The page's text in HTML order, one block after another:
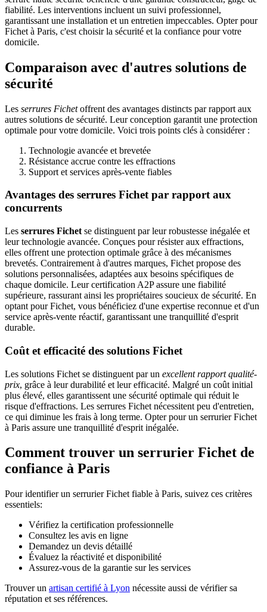
fiabilité. Les interventions incluent un suivi professionnel,
garantissant une installation et un entretien impeccables. Opter pour
Fichet à Paris, c'est choisir la sécurité et la confiance pour votre
domicile.
Comparaison avec d'autres solutions de
sécurité
Les serrures Fichetoffrent des avantages distincts par rapport aux
autres solutions de sécurité. Leur conception garantit une protection
optimale pour votre domicile. Voici trois points clés à considérer :
Technologie avancée et brevetée
Résistance accrue contre les effractions
Support et services après-vente fiables
Avantages des serrures Fichet par rapport aux
concurrents
Les serrures Fichet se distinguent par leur robustesse inégalée et
leur technologie avancée. Conçues pour résister aux effractions,
elles offrent une protection optimale grâce à des mécanismes
brevetés. Contrairement à d'autres marques, Fichet propose des
solutions personnalisées, adaptées aux besoins spécifiques de
chaque domicile. Leur certification A2P assure une fiabilité
supérieure, rassurant ainsi les propriétaires soucieux de sécurité. En
optant pour Fichet, vous bénéficiez d'une expertise reconnue et d'un
service après-vente réactif, garantissant une tranquillité d'esprit
durable.
Coût et efficacité des solutions Fichet
Les solutions Fichet se distinguent par un excellent rapport qualité-
prix, grâce à leur durabilité et leur efficacité. Malgré un coût initial
plus élevé, elles garantissent une sécurité optimale qui réduit le
risque d'effractions. Les serrures Fichet nécessitent peu d'entretien,
ce qui diminue les frais à long terme. Opter pour un serrurier Fichet
à Paris assure une tranquillité d'esprit inégalée.
Comment trouver un serrurier Fichet de
confiance à Paris
Pour identifier un serrurier Fichet fiable à Paris, suivez ces critères
essentiels:
Vérifiez la certification professionnelle
Consultez les avis en ligne
Demandez un devis détaillé
Évaluez la réactivité et disponibilité
Assurez-vous de la garantie sur les services
Trouver un artisan certifié à Lyon nécessite aussi de vérifier sa
réputation et ses références.